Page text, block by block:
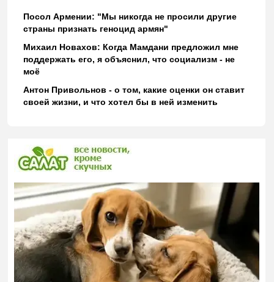
Посол Армении: "Мы никогда не просили другие
страны признать геноцид армян"
Михаил Новахов: Когда Мамдани предложил мне
поддержать его, я объяснил, что социализм - не
моё
Антон Привольнов - о том, какие оценки он ставит
своей жизни, и что хотел бы в ней изменить